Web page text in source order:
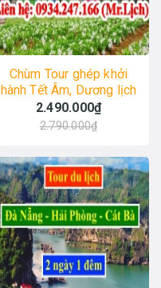
Chùm Tour ghép khởi
hành Tết Âm, Dương lịch
2021 giá rẻ,
0934.247.166
2.490.000₫
2.790.000₫